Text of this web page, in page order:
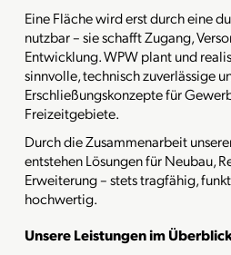
Eine Fläche wird erst durch eine
nutzbar – sie schafft Zugang,
Entwicklung. WPW plant und
sinnvolle, technisch zuverlässige
Erschließungskonzepte für
Freizeitgebiete.
Durch die Zusammenarbeit
entstehen Lösungen für Neubau,
Erweiterung – stets tragfähig,
hochwertig.
Unsere Leistungen im